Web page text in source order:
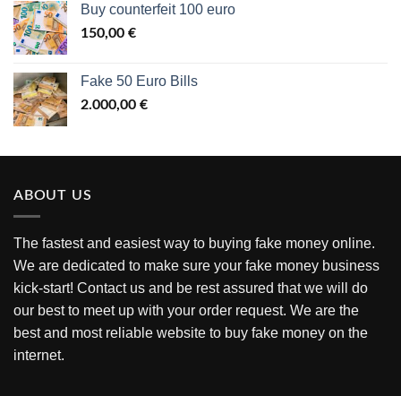
Buy counterfeit 100 euro
150,00 €
Fake 50 Euro Bills
2.000,00 €
ABOUT US
The fastest and easiest way to buying fake money online.
We are dedicated to make sure your fake money business
kick-start! Contact us and be rest assured that we will do
our best to meet up with your order request. We are the
best and most reliable website to buy fake money on the
internet.